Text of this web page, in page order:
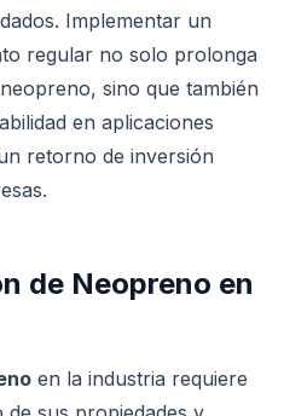
Implementar un
regular no solo prolonga
sino que también
en aplicaciones
retorno de inversión
de Neopreno en
en la industria requiere